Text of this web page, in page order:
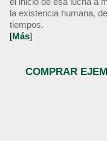
la existencia humana,
tiempos.
[Más]
COMPRAR